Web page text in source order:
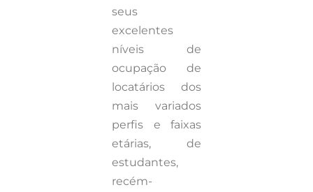
seus
excelentes
níveis de
ocupação de
locatários dos
mais variados
perfis e faixas
etárias, de
estudantes,
recém-